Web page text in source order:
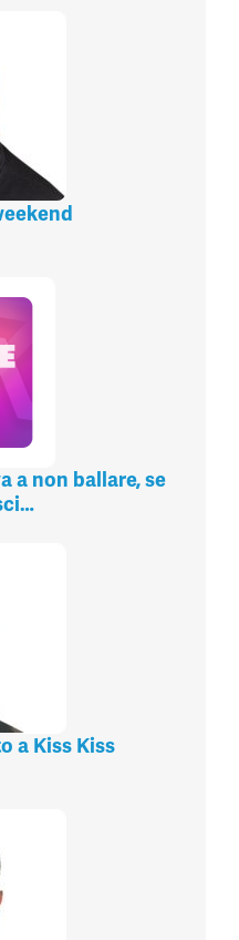
a non ballare, se
a Kiss Kiss